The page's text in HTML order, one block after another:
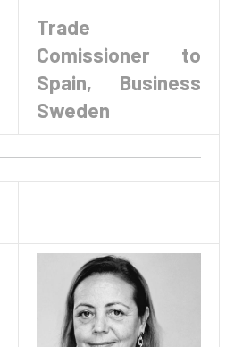
Trade
Comissioner to
Spain, Business
Sweden